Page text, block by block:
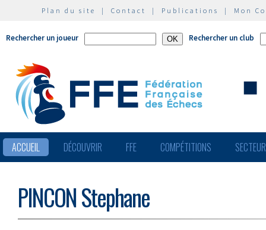
Plan du site | Contact | Publications | Mon
Rechercher un joueur Rechercher un club
ACCUEIL DÉCOUVRIR FFE COMPÉTITIONS
PINCON Stephane